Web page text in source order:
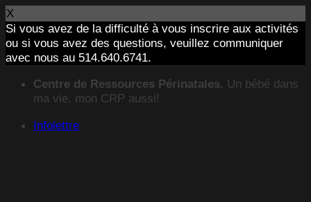
X
Si vous avez de la difficulté à vous inscrire aux activités
ou si vous avez des questions, veuillez communiquer
avec nous au 514.640.6741.
contenu
Centre de Ressources Périnatales. Un bébé dans
ma vie, mon CRP aussi!
Infolettre